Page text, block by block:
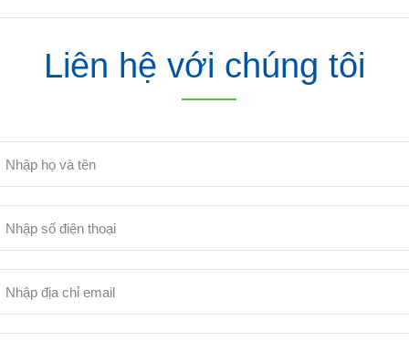
Liên hệ với chúng tôi